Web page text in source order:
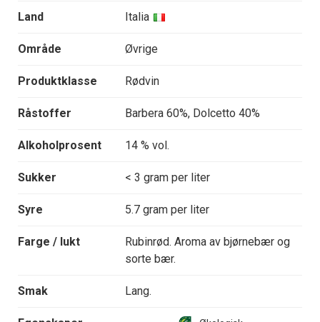
Land Italia
Område Øvrige
Produktklasse Rødvin
Råstoffer Barbera 60%, Dolcetto 40%
Alkoholprosent 14 % vol.
Sukker < 3 gram per liter
Syre 5.7 gram per liter
Farge / lukt
Rubinrød. Aroma av bjørnebær og
sorte bær.
Smak Lang.